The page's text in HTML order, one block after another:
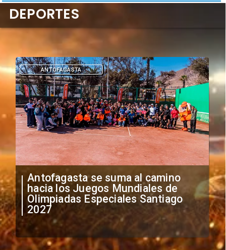
Antofagasta se suma al camino
hacia los Juegos Mundiales de
Olimpiadas Especiales Santiago
2027
ANTOFAGASTA
DEPORTES